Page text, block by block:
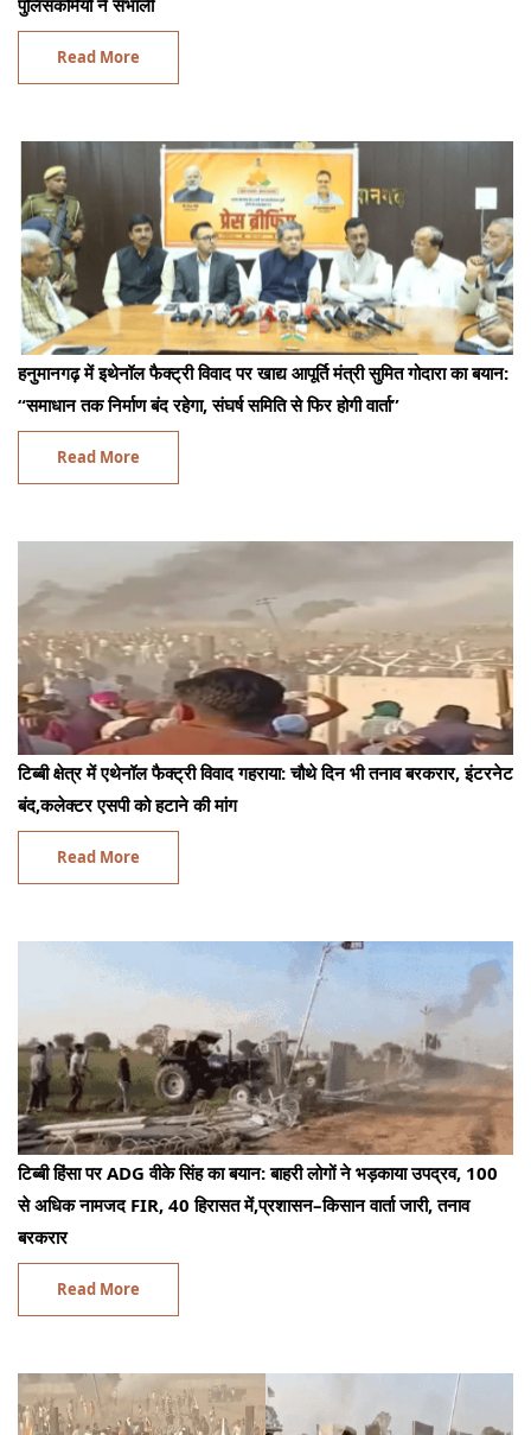
Read More
हनुमानगढ़ में इथेनॉल फैक्ट्री विवाद पर खाद्य आपूर्ति मंत्री सुमित गोदारा का बयान:
“समाधान तक निर्माण बंद रहेगा, संघर्ष समिति से फिर होगी वार्ता”
Read More
टिब्बी क्षेत्र में एथेनॉल फैक्ट्री विवाद गहराया: चौथे दिन भी तनाव बरकरार, इंटरनेट
बंद,कलेक्टर एसपी को हटाने की मांग
Read More
टिब्बी हिंसा पर ADG वीके सिंह का बयान: बाहरी लोगों ने भड़काया उपद्रव, 100
से अधिक नामजद FIR, 40 हिरासत में,प्रशासन–किसान वार्ता जारी, तनाव
बरकरार
Read More